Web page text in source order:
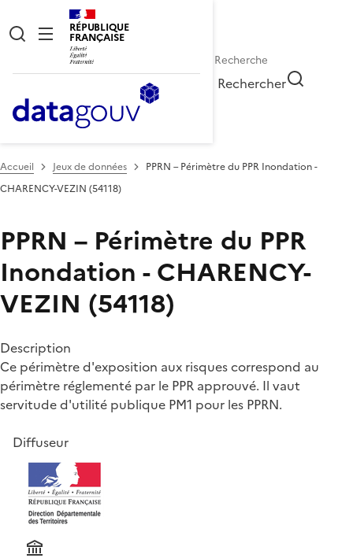
RÉPUBLIQUE
FRANÇAISE
Rechercher
Accueil Jeux de données
PPRN – Périmètre du PPR Inondation -
CHARENCY-VEZIN (54118)
PPRN – Périmètre du PPR
Inondation - CHARENCY-
VEZIN (54118)
Description
Ce périmètre d'exposition aux risques correspond au
périmètre réglementé par le PPR approuvé. Il vaut
servitude d'utilité publique PM1 pour les PPRN.
Diffuseur